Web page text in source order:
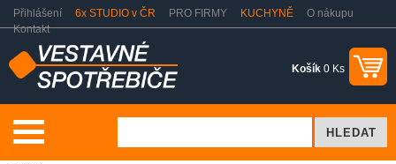
Přihlášení 6x STUDIO v ČR PRO FIRMY KUCHYNĚ
O nákupu
Kontakt
Košík 0 Ks